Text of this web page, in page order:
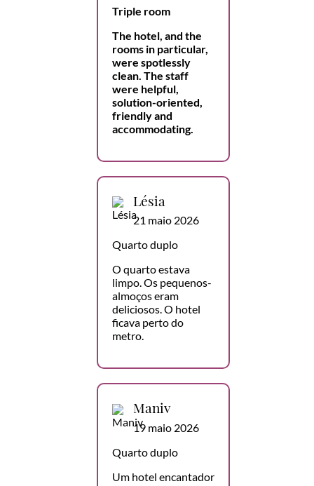
Triple room
The hotel, and the
rooms in particular,
were spotlessly
clean. The staff
were helpful,
solution-oriented,
friendly and
accommodating.
Lésia
21 maio 2026
Quarto duplo
O quarto estava
limpo. Os pequenos-
almoços eram
deliciosos. O hotel
ficava perto do
metro.
Maniv
19 maio 2026
Quarto duplo
Um hotel encantador